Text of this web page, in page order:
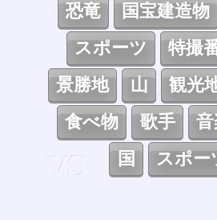
恐竜
国宝建造物
スポーツ
特撮
景勝地
山 観光
食べ物
歌手
国
スポー